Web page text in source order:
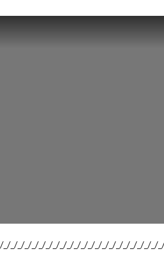
_/_/_/_/_/_/_/_/_/_/_/_/_/_/_/_/_/_/_/_/_/_/_/